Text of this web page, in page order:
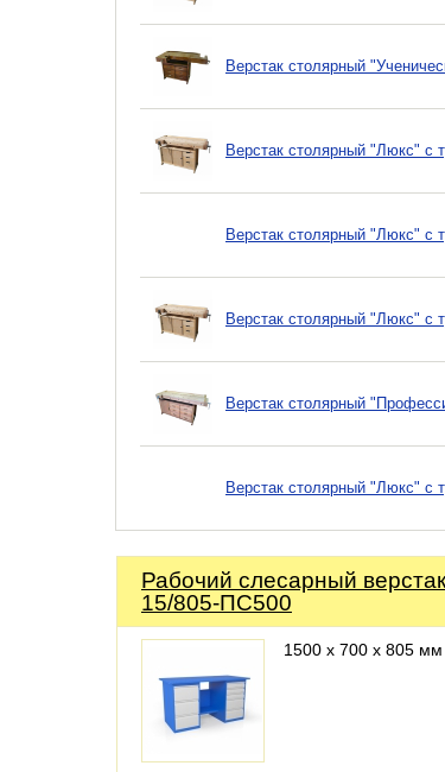
Верстак столярный
Верстак столярный "Люкс" с
Верстак столярный "Люкс" с
Верстак столярный "Люкс" с
Верстак столярный
Верстак столярный "Люкс" с
Рабочий слесарный
15/805-ПС500
1500 х 700 х 805